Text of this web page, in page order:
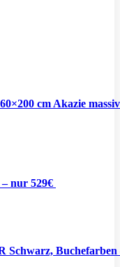
cm Akazie
nur 529€
Schwarz,